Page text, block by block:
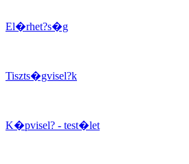
El�rhet?s�g
Tiszts�gvisel?k
K�pvisel? - test�let